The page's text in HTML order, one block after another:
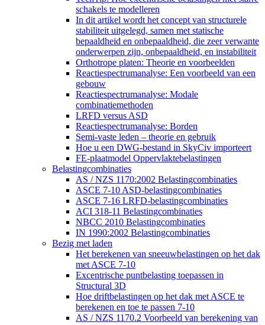
schakels te modelleren
In dit artikel wordt het concept van structurele
stabiliteit uitgelegd, samen met statische
bepaaldheid en onbepaaldheid, die zeer verwante
onderwerpen zijn, onbepaaldheid, en instabiliteit
Orthotrope platen: Theorie en voorbeelden
Reactiespectrumanalyse: Een voorbeeld van een
gebouw
Reactiespectrumanalyse: Modale
combinatiemethoden
LRFD versus ASD
Reactiespectrumanalyse: Borden
Semi-vaste leden – theorie en gebruik
Hoe u een DWG-bestand in SkyCiv importeert
FE-plaatmodel Oppervlaktebelastingen
Belastingcombinaties
AS / NZS 1170:2002 Belastingcombinaties
ASCE 7-10 ASD-belastingcombinaties
ASCE 7-16 LRFD-belastingcombinaties
ACI 318-11 Belastingcombinaties
NBCC 2010 Belastingcombinaties
IN 1990:2002 Belastingcombinaties
Bezig met laden
Het berekenen van sneeuwbelastingen op het dak
met ASCE 7-10
Excentrische puntbelasting toepassen in
Structural 3D
Hoe driftbelastingen op het dak met ASCE te
berekenen en toe te passen 7-10
AS / NZS 1170.2 Voorbeeld van berekening van